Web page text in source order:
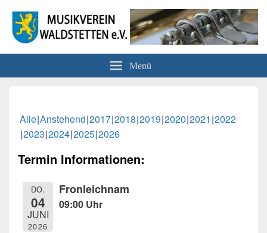
Musikverein Waldstetten e.V.
Menü
Alle Anstehend 2017 2018 2019 2020 2021 2022
2023 2024 2025 2026
Termin Informationen:
DO.
04
JUNI
2026
Fronleichnam
09:00 Uhr